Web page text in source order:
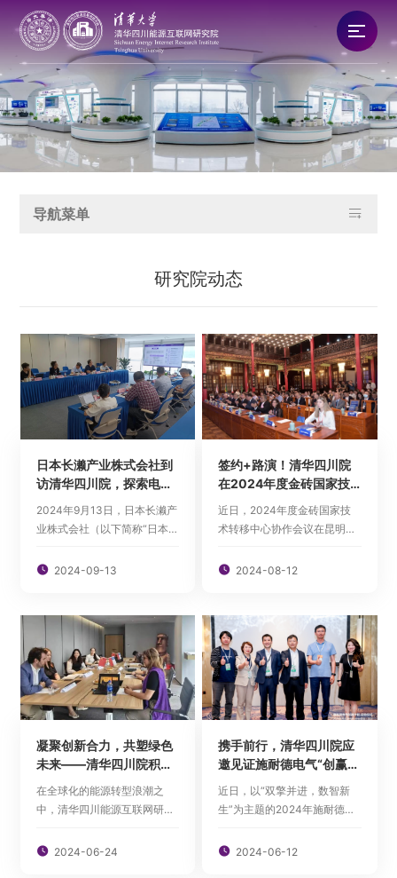
研究院概况
新闻资讯
党建文化
科普教育
人才招聘
导航菜单 
研究院动态
日本长濑产业株式会社到
访清华四川院，探索电力
电子领域合作机遇
2024年9月13日，日本长濑产
业株式会社（以下简称“日本长
室室长罗彪一行到访清华四川
域相关技术成果开展调研交
流。研究院院长助理兼科技创
新部主任吕岚春等参加座谈
会。
 2024-09-13
签约+路演！清华四川院
在2024年度金砖国家技
术转移中心会议上弹响“双
重奏”
近日，2024年度金砖国家技
术转移中心协作会议在昆明召
部门、高校、科研院所、企事
网研究院（以下简称研究院）
与金砖国家技术转移中心签署
合作协议并亮相科技成果路演
活动作成果分享。
 2024-08-12
凝聚创新合力，共塑绿色
未来——清华四川院积极
助力中国与拉美地区可再
生能源合作
在全球化的能源转型浪潮之
中，清华四川能源互联网研究
挥自身平台优势，以开放包
 2024-06-24
携手前行，清华四川院应
邀见证施耐德电气“创赢计
划”第五季开营仪式
近日，以“双擎并进，数智新
生”为主题的2024年施耐德电
业和信息化部国际经济技术合
 2024-06-12